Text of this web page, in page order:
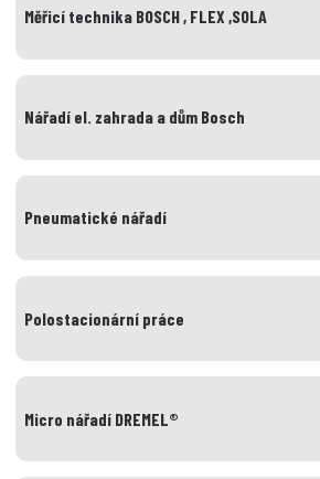
Měřicí technika BOSCH , FLEX ,SOLA
Nářadí el. zahrada a dům Bosch
Pneumatické nářadí
Polostacionární práce
Micro nářadí DREMEL®